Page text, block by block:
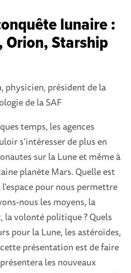
lunaire :
Orion, Starship
physicien, président de la
de la SAF
temps, les agences
s’intéresser de plus en
sur la Lune et même à
planète Mars. Quelle est
pour nous permettre
nous les moyens, la
la volonté politique ? Quels
pour la Lune, les astéroïdes,
présentation est de faire
les nouveaux